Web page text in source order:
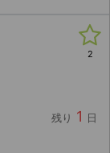
残り 1 日
2